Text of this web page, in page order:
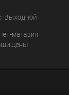
Выходной
магазин